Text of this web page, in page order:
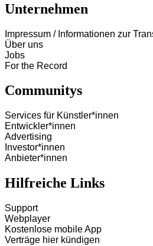
Unternehmen
Impressum / Informationen zur
Über uns
Jobs
For the Record
Communitys
Services für Künstler*innen
Entwickler*innen
Advertising
Investor*innen
Anbieter*innen
Hilfreiche Links
Support
Webplayer
Kostenlose mobile App
Verträge hier kündigen